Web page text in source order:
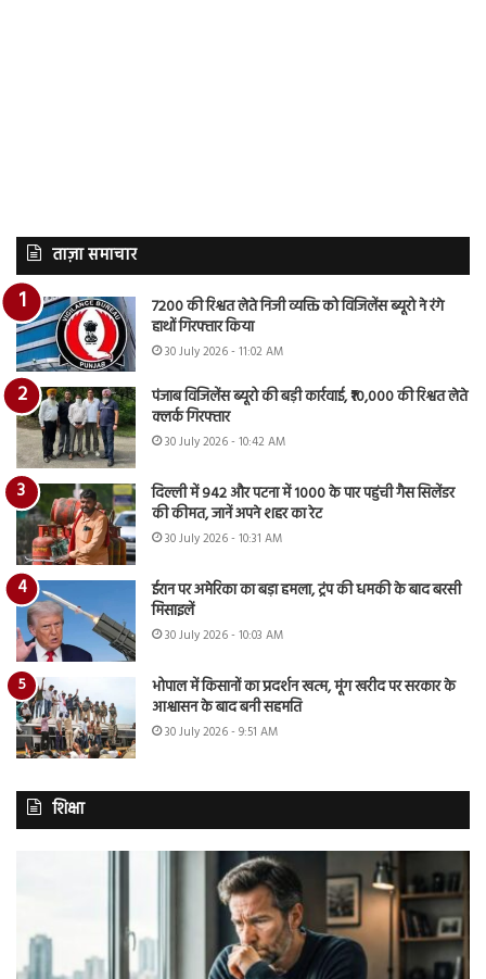
ताज़ा समाचार
7200 की रिश्वत लेते निजी व्यक्ति को विजिलेंस ब्यूरो ने रंगे
हाथों गिरफ्तार किया
30 July 2026 - 11:02 AM
पंजाब विजिलेंस ब्यूरो की बड़ी कार्रवाई, ₹10,000 की रिश्वत लेते
क्लर्क गिरफ्तार
30 July 2026 - 10:42 AM
दिल्ली में 942 और पटना में 1000 के पार पहुंची गैस सिलेंडर
की कीमत, जानें अपने शहर का रेट
30 July 2026 - 10:31 AM
ईरान पर अमेरिका का बड़ा हमला, ट्रंप की धमकी के बाद बरसी
मिसाइलें
30 July 2026 - 10:03 AM
भोपाल में किसानों का प्रदर्शन खत्म, मूंग खरीद पर सरकार के
आश्वासन के बाद बनी सहमति
30 July 2026 - 9:51 AM
शिक्षा